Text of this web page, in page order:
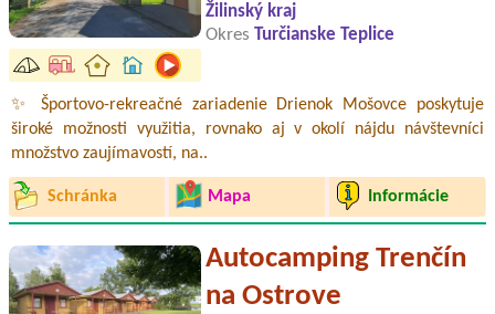
Žilinský kraj
Okres Turčianske Teplice
✨ Športovo-rekreačné zariadenie Drienok Mošovce poskytuje
široké možnosti využitia, rovnako aj v okolí nájdu návštevníci
množstvo zaujímavostí, na..
Schránka Mapa Informácie
Autocamping Trenčín
na Ostrove